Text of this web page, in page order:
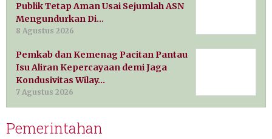
Publik Tetap Aman Usai Sejumlah ASN
Mengundurkan Di…
8 Agustus 2026
Pemkab dan Kemenag Pacitan Pantau
Isu Aliran Kepercayaan demi Jaga
Kondusivitas Wilay…
7 Agustus 2026
Pemerintahan